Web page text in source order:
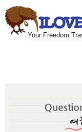
Your Freedom